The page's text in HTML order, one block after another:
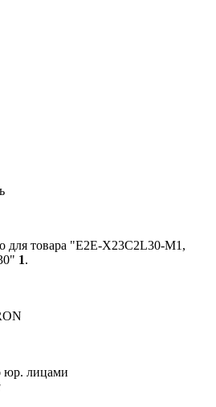
для товара "E2E-X23C2L30-M1,
1.
юр. лицами